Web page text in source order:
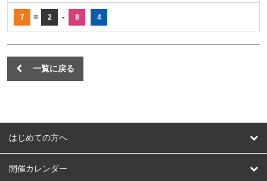
7 = 2 - 8 4
一覧に戻る
はじめての方へ
はじめての方へ
開催カレンダー